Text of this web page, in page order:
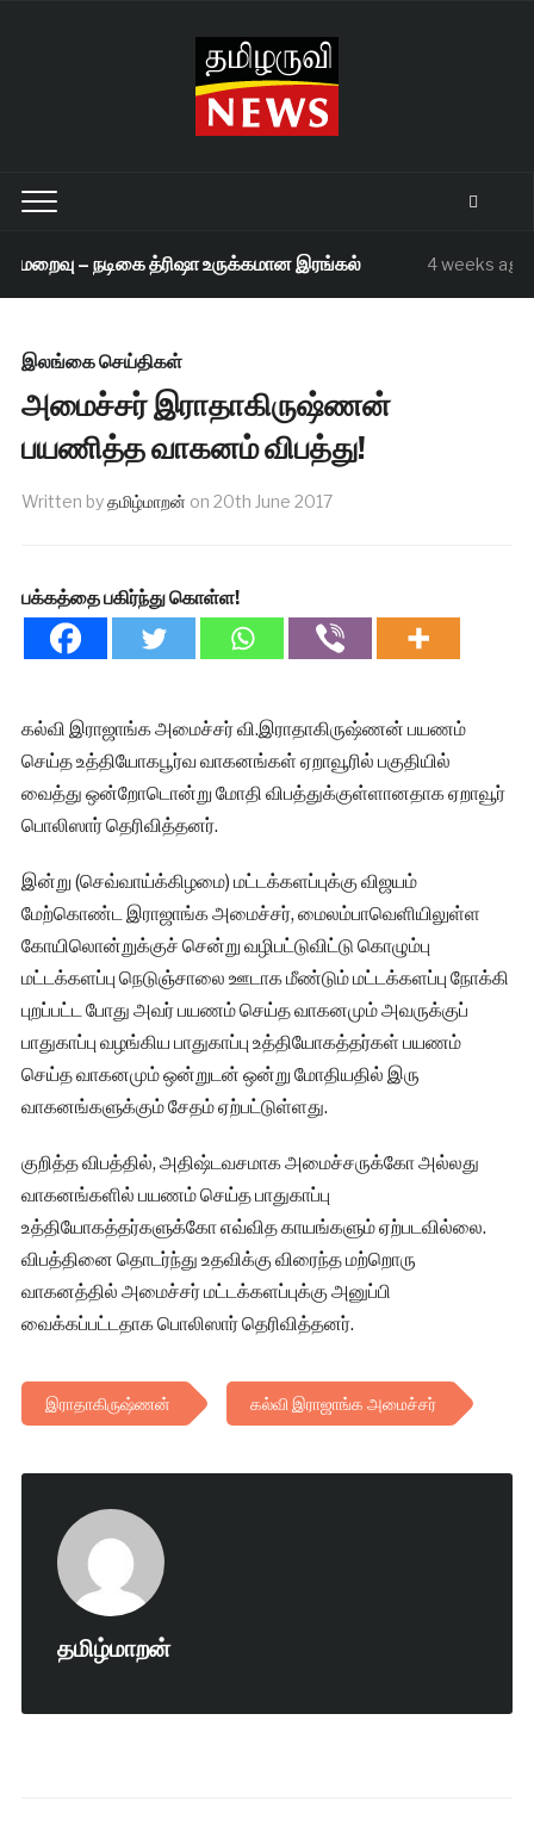
– நடிகை த்ரிஷா உருக்கமான இரங்கல் 4 weeks ago
இலங்கை செய்திகள்
அமைச்சர் இராதாகிருஷ்ணன்
பயணித்த வாகனம் விபத்து!
Written byதமிழ்மாறன் on 20th June 2017
பக்கத்தை பகிர்ந்து கொள்ள!
கல்வி இராஜாங்க அமைச்சர் வி.இராதாகிருஷ்ணன் பயணம்
செய்த உத்தியோகபூர்வ வாகனங்கள் ஏறாவூரில் பகுதியில்
வைத்து ஒன்றோடொன்று மோதி விபத்துக்குள்ளானதாக ஏறாவூர்
பொலிஸார் தெரிவித்தனர்.
இன்று (செவ்வாய்க்கிழமை) மட்டக்களப்புக்கு விஜயம்
மேற்கொண்ட இராஜாங்க அமைச்சர், மைலம்பாவெளியிலுள்ள
கோயிலொன்றுக்குச் சென்று வழிபட்டுவிட்டு கொழும்பு
மட்டக்களப்பு நெடுஞ்சாலை ஊடாக மீண்டும் மட்டக்களப்பு நோக்கி
புறப்பட்ட போது அவர் பயணம் செய்த வாகனமும் அவருக்குப்
பாதுகாப்பு வழங்கிய பாதுகாப்பு உத்தியோகத்தர்கள் பயணம்
செய்த வாகனமும் ஒன்றுடன் ஒன்று மோதியதில் இரு
வாகனங்களுக்கும் சேதம் ஏற்பட்டுள்ளது.
குறித்த விபத்தில், அதிஷ்டவசமாக அமைச்சருக்கோ அல்லது
வாகனங்களில் பயணம் செய்த பாதுகாப்பு
உத்தியோகத்தர்களுக்கோ எவ்வித காயங்களும் ஏற்படவில்லை.
விபத்தினை தொடர்ந்து உதவிக்கு விரைந்த மற்றொரு
வாகனத்தில் அமைச்சர் மட்டக்களப்புக்கு அனுப்பி
வைக்கப்பட்டதாக பொலிஸார் தெரிவித்தனர்.
இராதாகிருஷ்ணன் கல்வி இராஜாங்க அமைச்சர்
தமிழ்மாறன்